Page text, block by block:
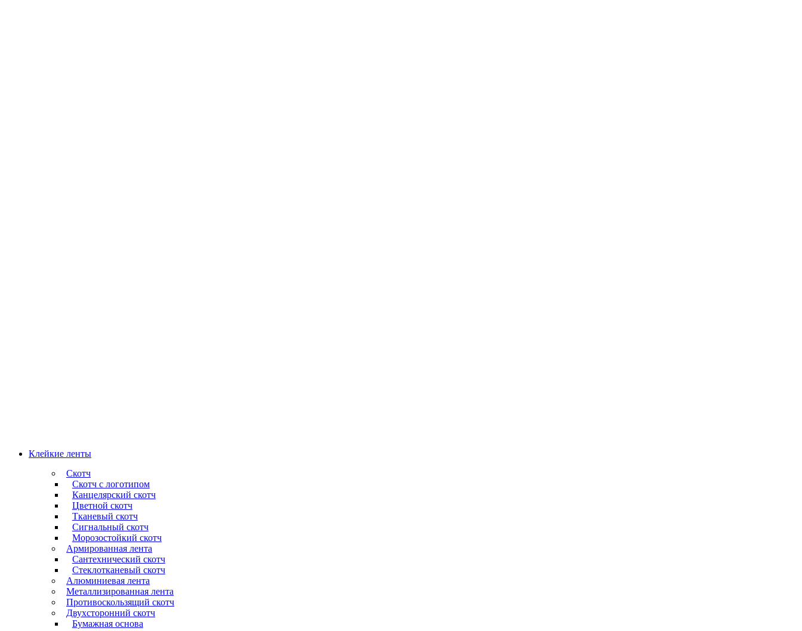
Клейкие ленты
Скотч
Скотч с логотипом
Канцелярский скотч
Цветной скотч
Тканевый скотч
Сигнальный скотч
Морозостойкий скотч
Армированная лента
Сантехнический скотч
Стеклотканевый скотч
Алюминиевая лента
Металлизированная лента
Противоскользящий скотч
Двухсторонний скотч
Бумажная основа